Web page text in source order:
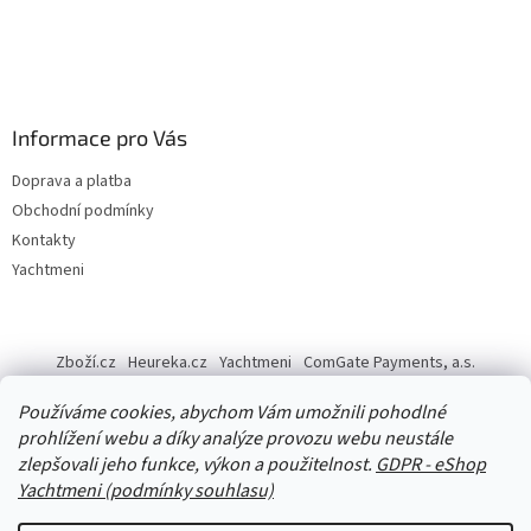
Používáme cookies, abychom Vám umožnili pohodlné
prohlížení webu a díky analýze provozu webu neustále
zlepšovali jeho funkce, výkon a použitelnost. GDPR - eShop
Yachtmeni (podmínky souhlasu)
Informace pro Vás
Doprava a platba
Obchodní podmínky
Kontakty
Yachtmeni
Zboží.cz Heureka.cz Yachtmeni ComGate Payments, a.s.